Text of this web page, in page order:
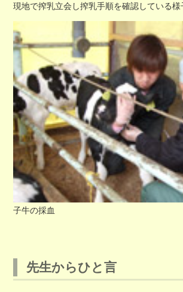
現地で搾乳立会し搾乳手順を確認している様
子牛の採血
先生からひと言